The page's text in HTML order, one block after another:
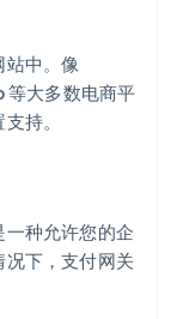
站中。像
大多数电商平
持。
一种允许您的企
下，支付网关